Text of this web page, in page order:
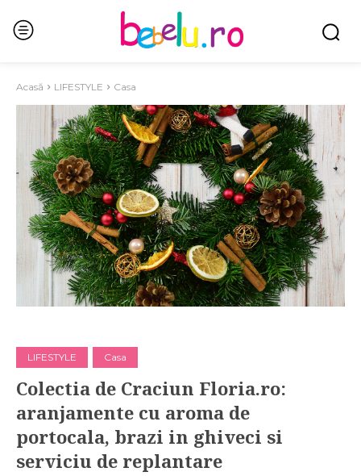
Acasă LIFESTYLE Casa
LIFESTYLE Casa
Colectia de Craciun Floria.ro:
aranjamente cu aroma de
portocala, brazi in ghiveci si
serviciu de replantare